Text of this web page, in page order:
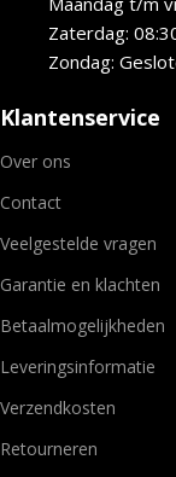
Zaterdag:
Zondag:
Klantenservice
Over ons
Contact
Veelgestelde vragen
Garantie en klachten
Betaalmogelijkheden
Leveringsinformatie
Verzendkosten
Retourneren